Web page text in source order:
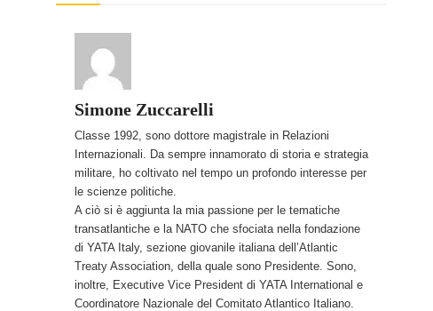
Simone Zuccarelli
Classe 1992, sono dottore magistrale in Relazioni
Internazionali. Da sempre innamorato di storia e strategia
militare, ho coltivato nel tempo un profondo interesse per
le scienze politiche.
A ciò si è aggiunta la mia passione per le tematiche
transatlantiche e la NATO che sfociata nella fondazione
di YATA Italy, sezione giovanile italiana dell’Atlantic
Treaty Association, della quale sono Presidente. Sono,
inoltre, Executive Vice President di YATA International e
Coordinatore Nazionale del Comitato Atlantico Italiano.